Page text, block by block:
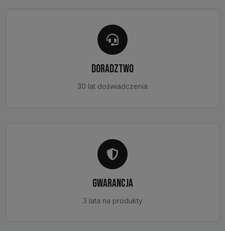
DORADZTWO
30 lat doświadczenia
GWARANCJA
3 lata na produkty